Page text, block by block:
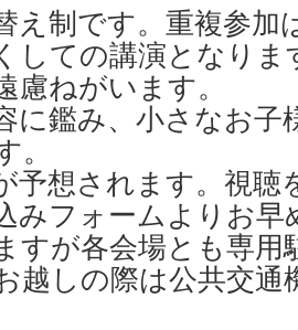
え制です。重複参加
しての講演となりま
慮ねがいます。
に鑑み、小さなお子
予想されます。視聴
みフォームよりお早
すが各会場とも専用
越しの際は公共交通